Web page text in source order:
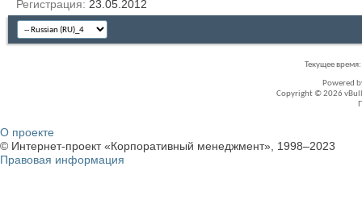
Регистрация 23.05.2012
Текущее время:
Powered
Copyright © 2026
О проекте
© Интернет-проект «Корпоративный менеджмент», 1998–2023
Правовая информация